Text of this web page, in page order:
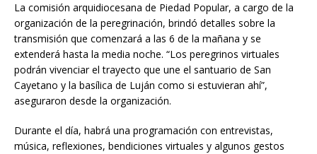
La comisión arquidiocesana de Piedad Popular, a cargo de la
organización de la peregrinación, brindó detalles sobre la
transmisión que comenzará a las 6 de la mañana y se
extenderá hasta la media noche. “Los peregrinos virtuales
podrán vivenciar el trayecto que une el santuario de San
Cayetano y la basílica de Luján como si estuvieran ahí”,
aseguraron desde la organización.
Durante el día, habrá una programación con entrevistas,
música, reflexiones, bendiciones virtuales y algunos gestos